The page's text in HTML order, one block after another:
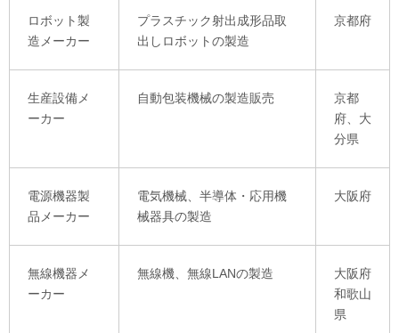
ロボット製
造メーカー
プラスチック射出成形品取
出しロボットの製造
京都府
生産設備メ
ーカー
自動包装機械の製造販売
京都
府、大
分県
電源機器製
品メーカー
電気機械、半導体・応用機
械器具の製造
大阪府
無線機器メ
ーカー
無線機、無線LANの製造
大阪府
和歌山
県